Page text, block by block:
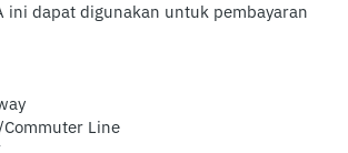
ini dapat digunakan untuk pembayaran
Line